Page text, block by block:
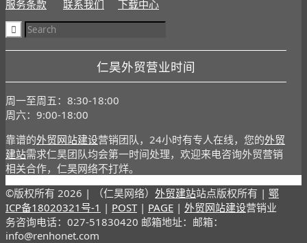
服务条款
联系我们 下载中心
仁昊外贸营业时间
周一至周五：8:30-18:00
周六：9:00-18:00
靠谱的外贸网站建设营销团队，24小时有专人在线，您的外贸
建站需求仁昊团队均会第一时间处理，欢迎来电咨询外贸营销
相关合作，仁昊网络不打烊。
©版权所有 2026 | （仁昊网络） 外贸建站站点版权所有 | 鄂
ICP备18020321号-1 | POST| PAGE | 外贸网站建设营销业
务咨询电话：027-51830420 邮箱地址：邮箱：
info@renhonet.com